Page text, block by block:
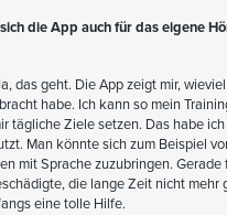
die App auch für das eigene
das geht. Die App zeigt mir,
habe. Ich kann so mein
tägliche Ziele setzen. Das habe
Man könnte sich zum Beispiel
mit Sprache zuzubringen. Gerade
die lange Zeit nicht mehr
eine tolle Hilfe.